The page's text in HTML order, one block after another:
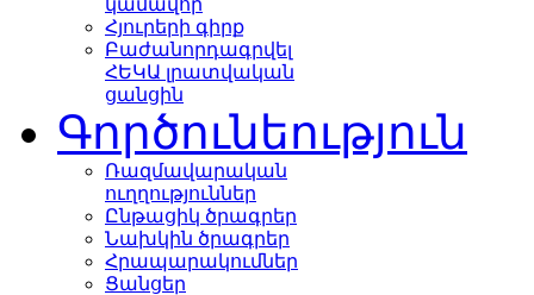
կամավոր
Հյուրերի գիրք
Բաժանորդագրվել
ՀԵԿԱ լրատվական
ցանցին
Գործունեություն
Ռազմավարական
ուղղություններ
Ընթացիկ ծրագրեր
Նախկին ծրագրեր
Հրապարակումներ
Ցանցեր